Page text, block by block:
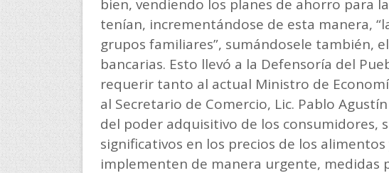
bien, vendiendo los planes de ahorro para
tenían, incrementándose de esta manera,
grupos familiares”, sumándosele también,
bancarias. Esto llevó a la Defensoría del
requerir tanto al actual Ministro de
al Secretario de Comercio, Lic. Pablo
del poder adquisitivo de los consumidores,
significativos en los precios de los
implementen de manera urgente, medidas